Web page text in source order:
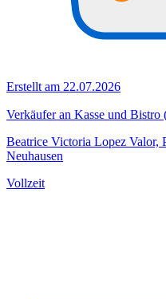
Erstellt am 22.07.2026
Verkäufer an Kasse und Bistro
Beatrice Victoria Lopez Valor,
Neuhausen
Vollzeit